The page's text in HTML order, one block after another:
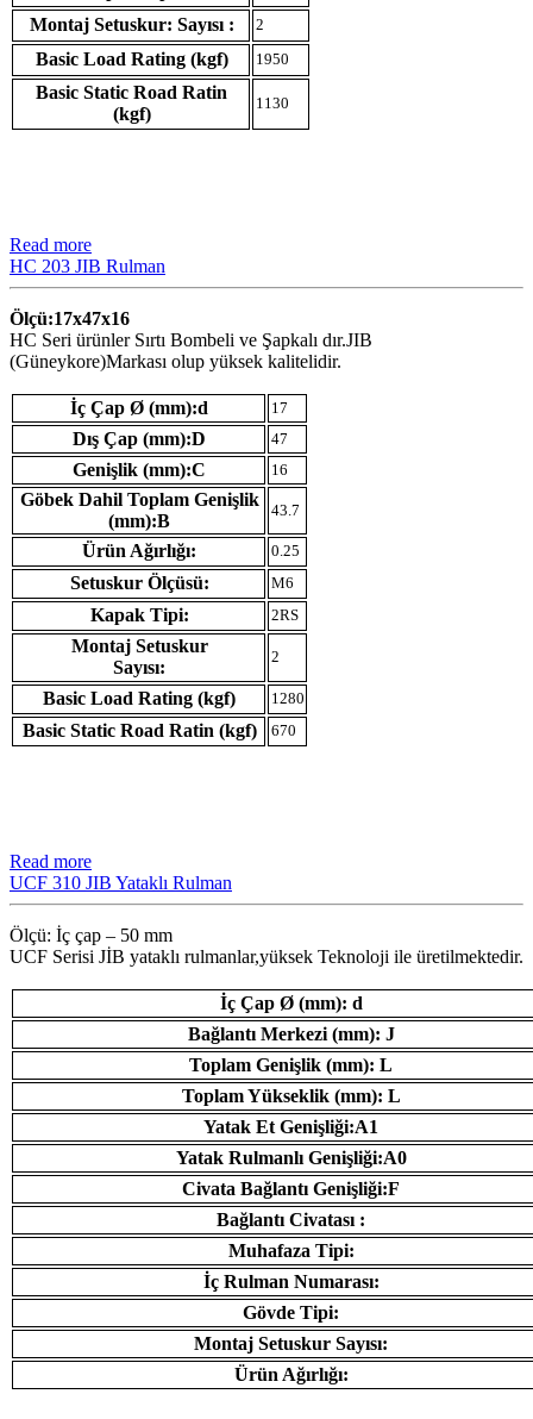
Montaj Setuskur: Sayısı : 2
Basic Load Rating (kgf) 1950
Basic Static Road Ratin
(kgf)
1130
Read more
HC 203 JIB Rulman
Ölçü:17x47x16
HC Seri ürünler Sırtı Bombeli ve Şapkalı dır.JIB
(Güneykore)Markası olup yüksek kalitelidir.
İç Çap Ø (mm):d 17
Dış Çap (mm):D 47
Genişlik (mm):C 16
Göbek Dahil Toplam Genişlik
(mm):B
43.7
Ürün Ağırlığı: 0.25
Setuskur Ölçüsü: M6
Kapak Tipi: 2RS
Montaj Setuskur
Sayısı:
2
Basic Load Rating (kgf) 1280
Basic Static Road Ratin (kgf) 670
Read more
UCF 310 JIB Yataklı Rulman
Ölçü: İç çap – 50 mm
UCF Serisi JİB ​​yataklı rulmanlar,yüksek Teknoloji ile üretilmektedir.
İç Çap Ø (mm): d
Bağlantı Merkezi (mm): J
Toplam Genişlik (mm): L
Toplam Yükseklik (mm): L
Yatak Et Genişliği:A1
Yatak Rulmanlı Genişliği:A0
Civata Bağlantı Genişliği:F
Bağlantı Civatası :
Muhafaza Tipi:
İç Rulman Numarası:
Gövde Tipi:
Montaj Setuskur Sayısı:
Ürün Ağırlığı: